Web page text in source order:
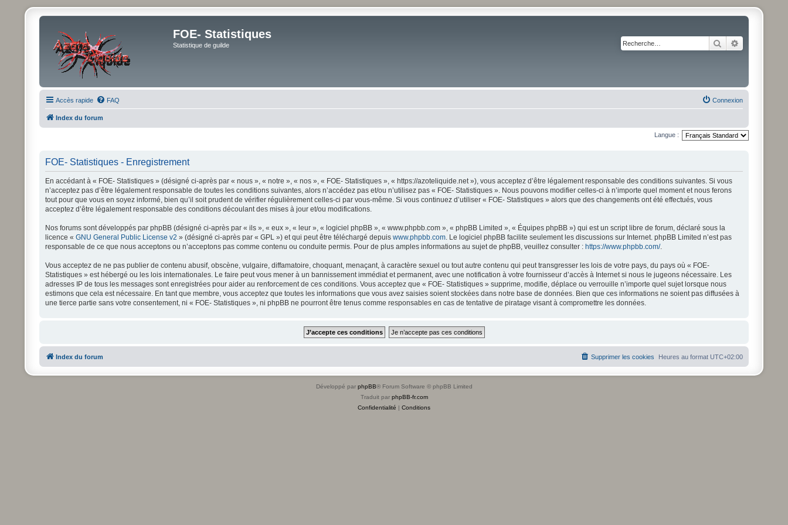
FOE- Statistiques
Statistique de guilde Rechercher
Accès rapide FAQ Connexion
Index du forum
Langue :
FOE- Statistiques - Enregistrement
En accédant à « FOE- Statistiques » (désigné ci-après par « nous », « notre », « nos », « FOE- Statistiques », « https://azoteliquide.net »), vous acceptez d’être légalement responsable des conditions suivantes. Si vous
n’acceptez pas d’être légalement responsable de toutes les conditions suivantes, alors n’accédez pas et/ou n’utilisez pas « FOE- Statistiques ». Nous pouvons modifier celles-ci à n’importe quel moment et nous ferons
tout pour que vous en soyez informé, bien qu’il soit prudent de vérifier régulièrement celles-ci par vous-même. Si vous continuez d’utiliser « FOE- Statistiques » alors que des changements ont été effectués, vous
acceptez d’être légalement responsable des conditions découlant des mises à jour et/ou modifications.
Nos forums sont développés par phpBB (désigné ci-après par « ils », « eux », « leur », « logiciel phpBB », « www.phpbb.com », « phpBB Limited », « Équipes phpBB ») qui est un script libre de forum, déclaré sous la
licence «GNU General Public License v2 » (désigné ci-après par « GPL ») et qui peut être téléchargé depuiswww.phpbb.com . Le logiciel phpBB facilite seulement les discussions sur Internet. phpBB Limited n’est pas
responsable de ce que nous acceptons ou n’acceptons pas comme contenu ou conduite permis. Pour de plus amples informations au sujet de phpBB, veuillez consulter :https://www.phpbb.com/.
Vous acceptez de ne pas publier de contenu abusif, obscène, vulgaire, diffamatoire, choquant, menaçant, à caractère sexuel ou tout autre contenu qui peut transgresser les lois de votre pays, du pays où « FOE-
Statistiques » est hébergé ou les lois internationales. Le faire peut vous mener à un bannissement immédiat et permanent, avec une notification à votre fournisseur d’accès à Internet si nous le jugeons nécessaire. Les
adresses IP de tous les messages sont enregistrées pour aider au renforcement de ces conditions. Vous acceptez que « FOE- Statistiques » supprime, modifie, déplace ou verrouille n’importe quel sujet lorsque nous
estimons que cela est nécessaire. En tant que membre, vous acceptez que toutes les informations que vous avez saisies soient stockées dans notre base de données. Bien que ces informations ne soient pas diffusées à
une tierce partie sans votre consentement, ni « FOE- Statistiques », ni phpBB ne pourront être tenus comme responsables en cas de tentative de piratage visant à compromettre les données.
Index du forum Heures au format UTC+02:00
Supprimer les cookies
Développé par phpBB® Forum Software © phpBB Limited
Traduit par phpBB-fr.com
Confidentialité | Conditions